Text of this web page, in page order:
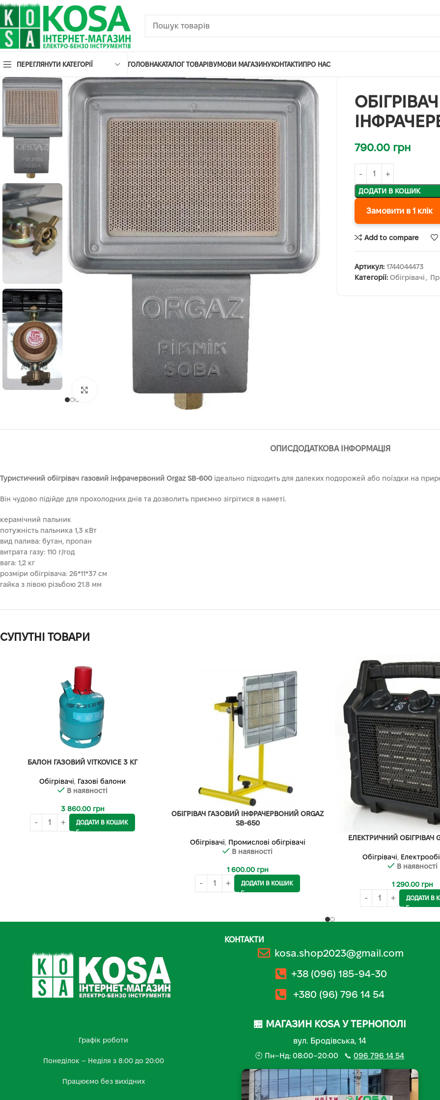
ПЕРЕГЛЯНУТИ КАТЕГОРІЇ ГОЛОВНАКАТАЛОГ ТОВАРІВУМОВИ МАГАЗИНУКОНТАКТИПРО НАС
Клацніть, щоб збільшити
790.00 грн
ДОДАТИ В КОШИК
Замовити в 1 клік
Add to compare
Артикул: 1744044473
Категорії: Обігрівачі ,
ОПИСДОДАТКОВА ІНФОРМАЦІЯ
Туристичний обігрівач газовий інфрачервоний Orgaz SB-600 ідеально підходить для далеких подорожей або поїздки на
Він чудово підійде для прохолодних днів та дозволить приємно зігрітися в наметі.
керамічний пальник
потужність пальника 1,3 кВт
вид палива: бутан, пропан
витрата газу: 110 г/год
вага: 1,2 кг
розміри обігрівача: 26*11*37 см
гайка з лівою різьбою 21.8 мм
СУПУТНІ ТОВАРИ
БАЛОН ГАЗОВИЙ VITKOVICE 3 КГ
Обігрівачі, Газові балони
В наявності
3 860.00 грн
ДОДАТИ В КОШИК
ОБІГРІВАЧ ГАЗОВИЙ ІНФРАЧЕРВОНИЙ ORGAZ
SB-650
Обігрівачі, Промислові обігрівачі
В наявності
1 600.00 грн
ДОДАТИ В КОШИК
ЕЛЕКТРИЧНИЙ ОБІГРІВАЧ
Обігрівачі,
В наявності
1 290.00 грн
ДОДАТИ В
Графік роботи
Понеділок – Неділя з 8:00 до 20:00
Працюємо без вихідних
КОНТАКТИ
kosa.shop2023@gmail.com
+38 (096) 185-94-30
+380 (96) 796 14 54
🏪 МАГАЗИН KOSA У ТЕРНОПОЛІ
вул. Бродівська, 14
🕘 Пн–Нд: 08:00–20:00 📞096 796 14 54